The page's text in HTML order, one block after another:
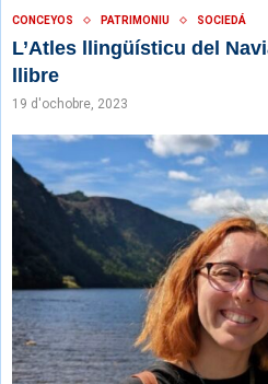
CONCEYOS PATRIMONIU SOCIEDÁ
L’Atles llingüísticu del
llibre
19 d'ochobre, 2023